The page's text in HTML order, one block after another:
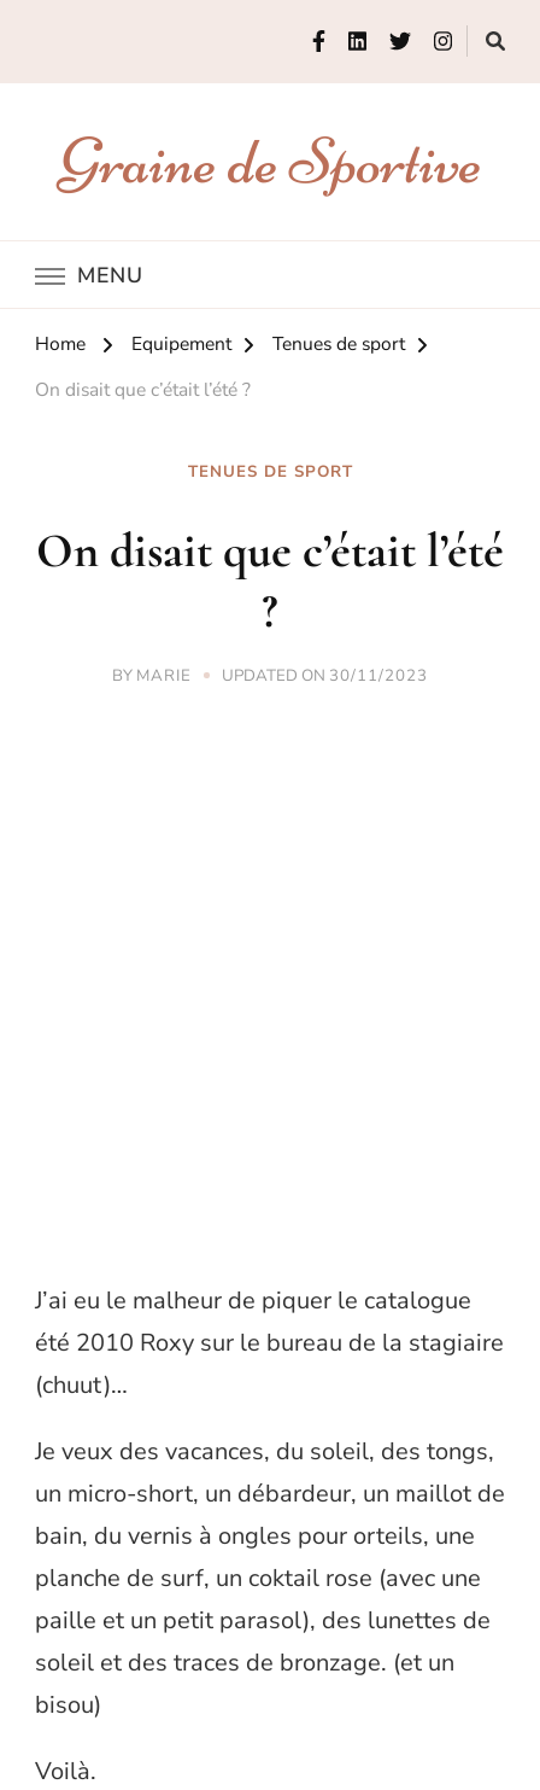
Graine de Sportive
MENU
Home Equipement
Tenues de sport
On disait que c’était l’été ?
TENUES DE SPORT
On disait que c’était l’été
?
BY MARIE UPDATED ON 30/11/2023
J’ai eu le malheur de piquer le catalogue
été 2010 Roxy sur le bureau de la stagiaire
(chuut)…
Je veux des vacances, du soleil, des tongs,
un micro-short, un débardeur, un maillot de
bain, du vernis à ongles pour orteils, une
planche de surf, un coktail rose (avec une
paille et un petit parasol), des lunettes de
soleil et des traces de bronzage. (et un
bisou)
Voilà.